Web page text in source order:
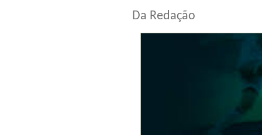
Da Redação